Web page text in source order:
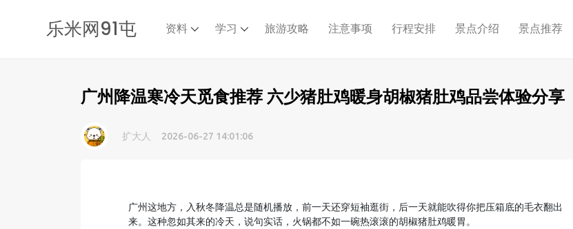
乐米网91屯 资料 学习 旅游攻略 注意事项 行程安排 景点介绍 景点推荐
广州降温寒冷天觅食推荐 六少猪肚鸡暖身胡椒猪肚鸡品尝体验分享
扩大人 2026-06-27 14:01:06
广州这地方，入秋冬降温总是随机播放，前一天还穿短袖逛街，后一天就能吹得你把压箱底的毛衣翻出
来。这种忽如其来的冷天，说句实话，火锅都不如一碗热滚滚的胡椒猪肚鸡暖胃。